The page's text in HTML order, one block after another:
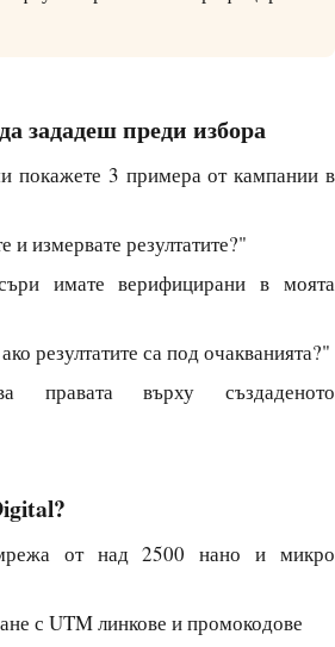
зададеш преди избора
покажете 3 примера от кампании в
и измервате резултатите?"
имате верифицирани в моята
резултатите са под очакванията?"
правата върху създаденото
от над 2500 нано и микро
с UTM линкове и промокодове